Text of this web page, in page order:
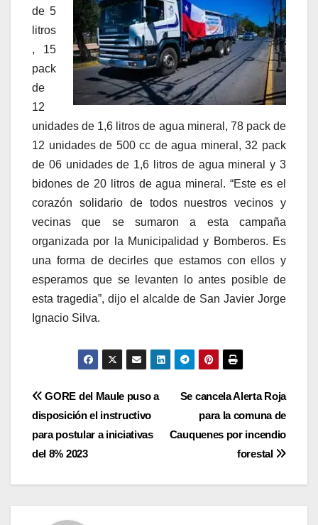
de 5
litros
, 15
pack
de
12
unidades de 1,6 litros de agua mineral, 78 pack de
12 unidades de 500 cc de agua mineral, 32 pack
de 06 unidades de 1,6 litros de agua mineral y 3
bidones de 20 litros de agua mineral. “Este es el
corazón solidario de todos nuestros vecinos y
vecinas que se sumaron a esta campaña
organizada por la Municipalidad y Bomberos. Es
una forma de decirles que estamos con ellos y
esperamos que se levanten lo antes posible de
esta tragedia”, dijo el alcalde de San Javier Jorge
Ignacio Silva.
Navegación
de
entradas
Se cancela Alerta Roja
para la comuna de
Cauquenes por incendio
forestal
GORE del Maule puso a
disposición el instructivo
para postular a iniciativas
del 8% 2023